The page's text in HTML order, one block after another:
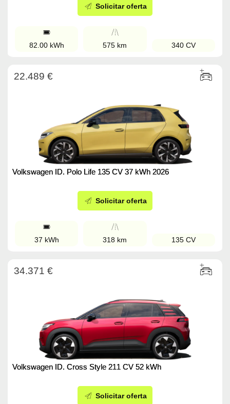
Solicitar oferta
82.00 kWh 575 km 340 CV
22.489 €
Volkswagen ID. Polo Life 135 CV 37 kWh 2026
Solicitar oferta
37 kWh 318 km 135 CV
34.371 €
Volkswagen ID. Cross Style 211 CV 52 kWh
Solicitar oferta